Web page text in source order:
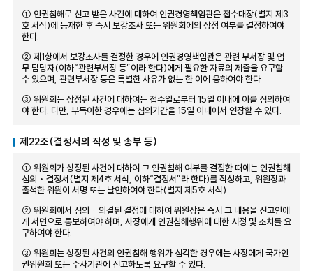
① 인권침해로 신고 받은 사건에 대하여 인권경영책임관은 접수대장(별지 제3
호 서식)에 등재한 후 즉시 보강조사 또는 위원회에의 상정 여부를 결정하여야
한다.
② 제1항에서 보강조사를 결정한 경우에 인권경영책임관은 관련 부서장 및 업
무 담당자(이하“관련부서장 등”이라 한다)에게 필요한 자료의 제출을 요구할
수 있으며, 관련부서장 등은 특별한 사유가 없는 한 이에 응하여야 한다.
③ 위원회는 상정된 사건에 대하여는 접수일로부터 15일 이내에 이를 심의하여
야 한다. 다만, 부득이한 경우에는 심의기간을 15일 이내에서 연장할 수 있다.
제22조(결정서의 작성 및 송부 등)
① 위원회가 상정된 사건에 대하여 그 인권침해 여부를 결정한 때에는 인권침해
심의‧결정서(별지 제4호 서식, 이하“결정서”라 한다)를 작성하고, 위원장과
출석한 위원이 서명 또는 날인하여야 한다(별지 제5호 서식).
② 위원회에서 심의ㆍ의결된 결정에 대하여 위원장은 즉시 그 내용을 신고인에
게 서면으로 통보하여야 하며, 사장에게 인권침해행위에 대한 시정 및 조치를 요
구하여야 한다.
③ 위원회는 상정된 사건의 인권침해 행위가 심각한 경우에는 사장에게 국가인
권위원회 또는 수사기관에 신고하도록 요구할 수 있다.